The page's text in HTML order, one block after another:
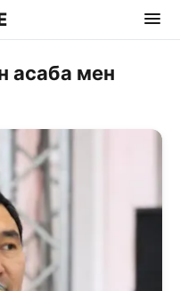
асаба мен